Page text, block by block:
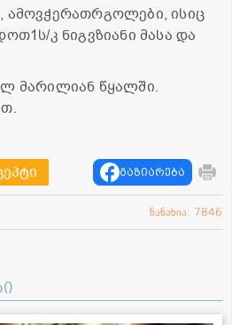
ისიც
კ ნიგვზიანი მასა და
მარილიან წყალში.
გაზიარება
ნანახია: 7846